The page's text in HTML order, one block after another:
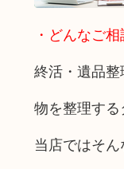
・どんなご
終活・遺品
物を整理する
当店ではそん